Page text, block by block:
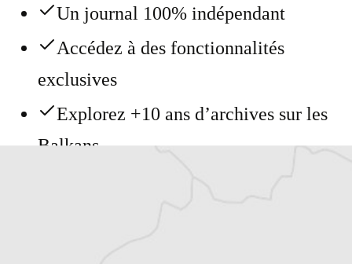
Un journal 100% indépendant
Accédez à des fonctionnalités
exclusives
Explorez +10 ans d’archives sur les
Balkans